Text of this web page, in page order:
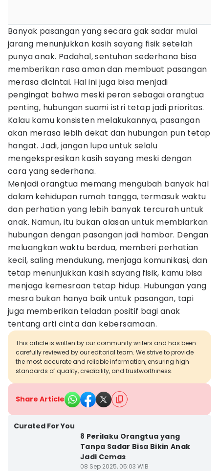
Banyak pasangan yang secara gak sadar mulai
jarang menunjukkan kasih sayang fisik setelah
punya anak. Padahal, sentuhan sederhana bisa
memberikan rasa aman dan membuat pasangan
merasa dicintai. Hal ini juga bisa menjadi
pengingat bahwa meski peran sebagai orangtua
penting, hubungan suami istri tetap jadi prioritas.
Kalau kamu konsisten melakukannya, pasangan
akan merasa lebih dekat dan hubungan pun tetap
hangat. Jadi, jangan lupa untuk selalu
mengekspresikan kasih sayang meski dengan
cara yang sederhana.
Menjadi orangtua memang mengubah banyak hal
dalam kehidupan rumah tangga, termasuk waktu
dan perhatian yang lebih banyak tercurah untuk
anak. Namun, itu bukan alasan untuk membiarkan
hubungan dengan pasangan jadi hambar. Dengan
meluangkan waktu berdua, memberi perhatian
kecil, saling mendukung, menjaga komunikasi, dan
tetap menunjukkan kasih sayang fisik, kamu bisa
menjaga kemesraan tetap hidup. Hubungan yang
mesra bukan hanya baik untuk pasangan, tapi
juga memberikan teladan positif bagi anak
tentang arti cinta dan kebersamaan.
This article is written by our community writers and has been
carefully reviewed by our editorial team. We strive to provide
the most accurate and reliable information, ensuring high
standards of quality, credibility, and trustworthiness.
Share Article
Curated For You
8 Perilaku Orangtua yang
Tanpa Sadar Bisa Bikin Anak
Jadi Cemas
08 Sep 2025, 05:03 WIB